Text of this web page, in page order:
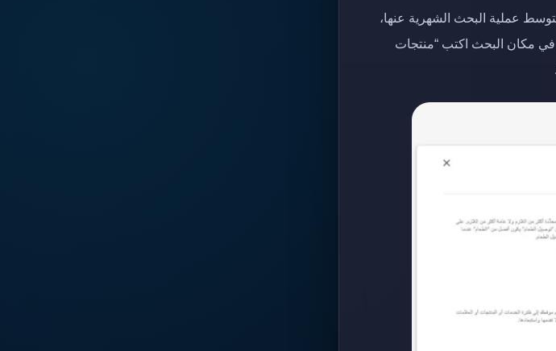
عملية البحث الشهرية عنها،
مكان البحث اكتب “منتجات